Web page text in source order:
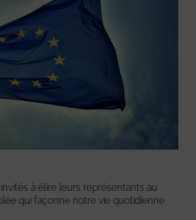
à élire leurs représentants au
qui façonne notre vie quotidienne